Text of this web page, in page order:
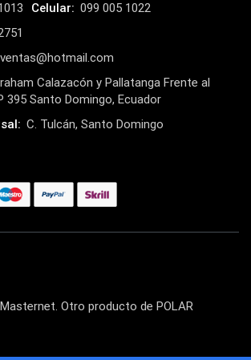
Celular: 099 005 1022
Calazacón y Pallatanga Frente al
395 Santo Domingo, Ecuador
C. Tulcán, Santo Domingo
Otro producto de POLAR